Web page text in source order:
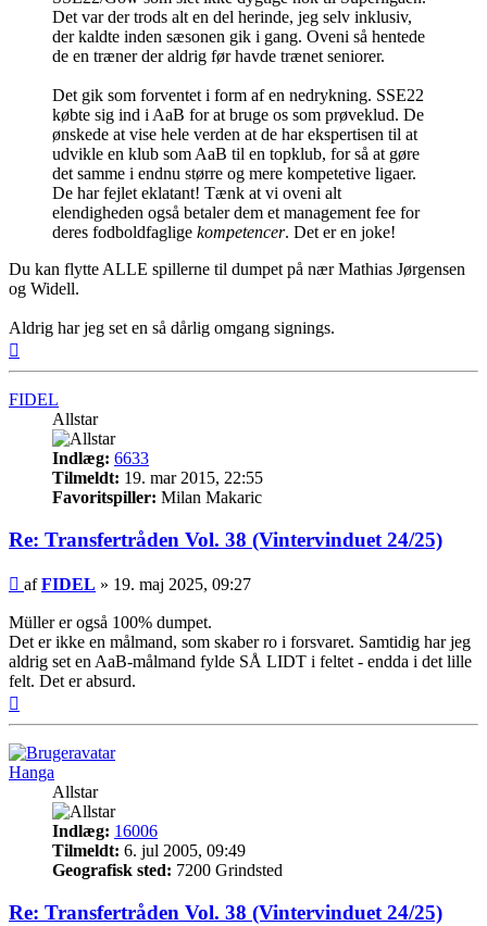
Det var der trods alt en del herinde, jeg selv inklusiv,
der kaldte inden sæsonen gik i gang. Oveni så hentede
de en træner der aldrig før havde trænet seniorer.
Det gik som forventet i form af en nedrykning. SSE22
købte sig ind i AaB for at bruge os som prøveklud. De
ønskede at vise hele verden at de har ekspertisen til at
udvikle en klub som AaB til en topklub, for så at gøre
det samme i endnu større og mere kompetetive ligaer.
De har fejlet eklatant! Tænk at vi oveni alt
elendigheden også betaler dem et management fee for
deres fodboldfaglige kompetencer. Det er en joke!
Du kan flytte ALLE spillerne til dumpet på nær Mathias Jørgensen
og Widell.
Aldrig har jeg set en så dårlig omgang signings.
FIDEL
Allstar
Indlæg: 6633
Tilmeldt: 19. mar 2015, 22:55
Favoritspiller: Milan Makaric
Re: Transfertråden Vol. 38 (Vintervinduet 24/25)
Indlæg
afFIDEL » 19. maj 2025, 09:27
Müller er også 100% dumpet.
Det er ikke en målmand, som skaber ro i forsvaret. Samtidig har jeg
aldrig set en AaB-målmand fylde SÅ LIDT i feltet - endda i det lille
felt. Det er absurd.
Hanga
Allstar
Indlæg: 16006
Tilmeldt: 6. jul 2005, 09:49
Geografisk sted: 7200 Grindsted
Re: Transfertråden Vol. 38 (Vintervinduet 24/25)